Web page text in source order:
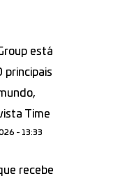
está
principais
Time
- 13:33
recebe